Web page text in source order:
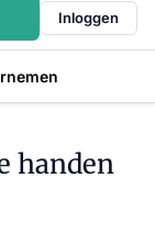
Inloggen
handen